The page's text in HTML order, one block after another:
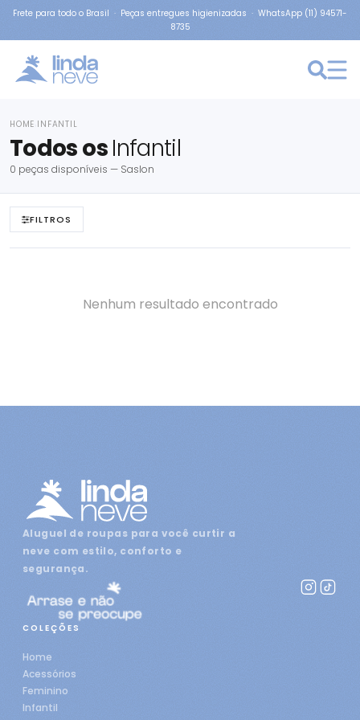
Frete para todo o Brasil · Peças entregues higienizadas · WhatsApp (11) 94571-
8735
HOME INFANTIL
Todos osInfantil
0 peças disponíveis — Saslon
FILTROS
Nenhum resultado encontrado
Aluguel de roupas para você curtir a
neve com estilo, conforto e
segurança.
COLEÇÕES
Home
Acessórios
Feminino
Infantil